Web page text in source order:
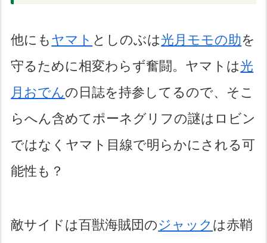
他にも ヤマト としのぶは光月モモの助を
守るために相変わらず奮闘。ヤマトは光
月おでんの日誌を持参してるので、そこ
らへん含めてポーネグリフの謎はロビン
ではなくヤマト目線で明らかにされる可
能性も？
敵サイドは百獣海賊団のジャック は赤鞘